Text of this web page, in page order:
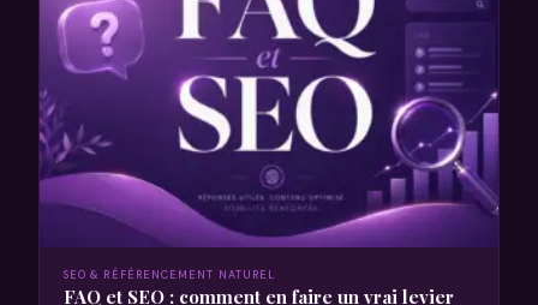
SEO & RÉFÉRENCEMENT NATUREL
FAQ et SEO : comment en faire un vrai levier